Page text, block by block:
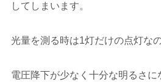
してしまいます。
光量を測る時は1灯だけの点灯なの
電圧降下が少なく十分な明るさに